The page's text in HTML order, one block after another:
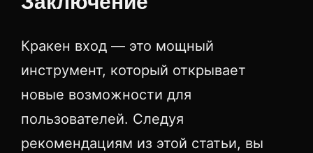
Кракен вход — это мощный
инструмент, который открывает
новые возможности для
пользователей. Следуя
рекомендациям из этой статьи, вы